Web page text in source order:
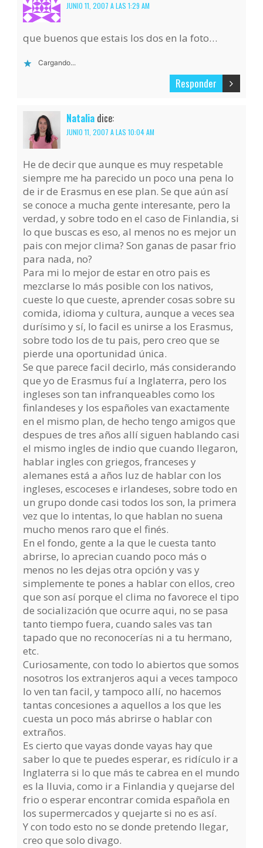
JUNIO 11, 2007 A LAS 1:29 AM
que buenos que estais los dos en la foto…
Cargando...
Responder
Natalia dice:
JUNIO 11, 2007 A LAS 10:04 AM
He de decir que aunque es muy respetable
siempre me ha parecido un poco una pena lo
de ir de Erasmus en ese plan. Se que aún así
se conoce a mucha gente interesante, pero la
verdad, y sobre todo en el caso de Finlandia, si
lo que buscas es eso, al menos no es mejor un
pais con mejor clima? Son ganas de pasar frio
para nada, no?
Para mi lo mejor de estar en otro pais es
mezclarse lo más posible con los nativos,
cueste lo que cueste, aprender cosas sobre su
comida, idioma y cultura, aunque a veces sea
durísimo y sí, lo facil es unirse a los Erasmus,
sobre todo los de tu pais, pero creo que se
pierde una oportunidad única.
Se que parece facil decirlo, más considerando
que yo de Erasmus fuí a Inglaterra, pero los
ingleses son tan infranqueables como los
finlandeses y los españoles van exactamente
en el mismo plan, de hecho tengo amigos que
despues de tres años allí siguen hablando casi
el mismo ingles de indio que cuando llegaron,
hablar ingles con griegos, franceses y
alemanes está a años luz de hablar con los
ingleses, escoceses e irlandeses, sobre todo en
un grupo donde casi todos los son, la primera
vez que lo intentas, lo que hablan no suena
mucho menos raro que el finés.
En el fondo, gente a la que le cuesta tanto
abrirse, lo aprecian cuando poco más o
menos no les dejas otra opción y vas y
simplemente te pones a hablar con ellos, creo
que son así porque el clima no favorece el tipo
de socialización que ocurre aqui, no se pasa
tanto tiempo fuera, cuando sales vas tan
tapado que no reconocerías ni a tu hermano,
etc.
Curiosamente, con todo lo abiertos que somos
nosotros los extranjeros aqui a veces tampoco
lo ven tan facil, y tampoco allí, no hacemos
tantas concesiones a aquellos a los que les
cuesta un poco más abrirse o hablar con
extraños.
Es cierto que vayas donde vayas hay que
saber lo que te puedes esperar, es ridículo ir a
Inglaterra si lo que más te cabrea en el mundo
es la lluvia, como ir a Finlandia y quejarse del
frio o esperar encontrar comida española en
los supermercados y quejarte si no es así.
Y con todo esto no se donde pretendo llegar,
creo que solo divago.